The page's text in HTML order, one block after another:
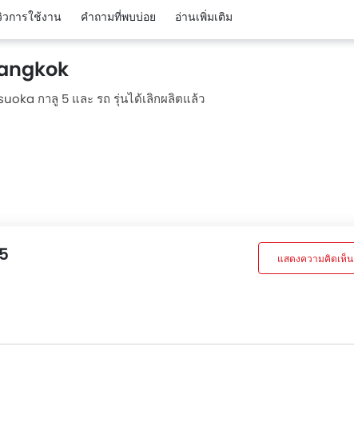
การใช้งาน คำถามที่พบบ่อย อ่านเพิ่มเติม
กาลู 5 และ รถ รุ่นได้เลิกผลิตแล้ว
แสดงความคิดเห็น